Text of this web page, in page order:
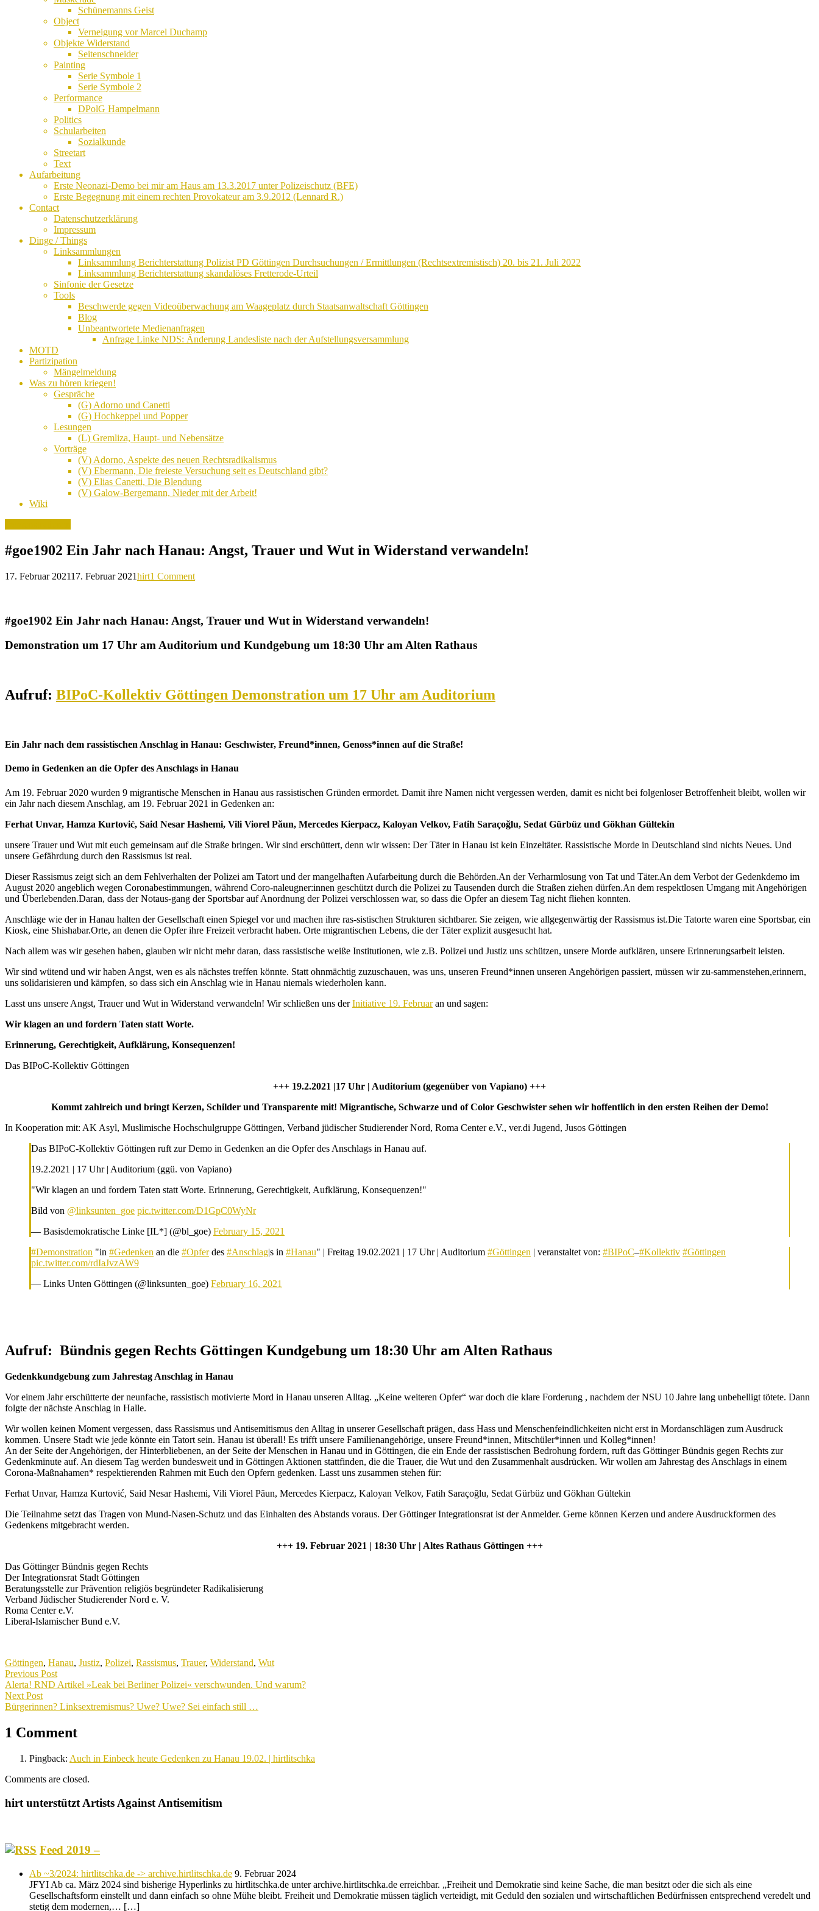
Schünemanns Geist
Object
Verneigung vor Marcel Duchamp
Objekte Widerstand
Seitenschneider
Painting
Serie Symbole 1
Serie Symbole 2
Performance
DPolG Hampelmann
Politics
Schularbeiten
Sozialkunde
Streetart
Text
Aufarbeitung
Erste Neonazi-Demo bei mir am Haus am 13.3.2017 unter Polizeischutz (BFE)
Erste Begegnung mit einem rechten Provokateur am 3.9.2012 (Lennard R.)
Contact
Datenschutzerklärung
Impressum
Dinge / Things
Linksammlungen
Linksammlung Berichterstattung Polizist PD Göttingen Durchsuchungen / Ermittlungen (Rechtsextremistisch) 20. bis 21. Juli 2022
Linksammlung Berichterstattung skandalöses Fretterode-Urteil
Sinfonie der Gesetze
Tools
Beschwerde gegen Videoüberwachung am Waageplatz durch Staatsanwaltschaft Göttingen
Blog
Unbeantwortete Medienanfragen
Anfrage Linke NDS: Änderung Landesliste nach der Aufstellungsversammlung
MOTD
Partizipation
Mängelmeldung
Was zu hören kriegen!
Gespräche
(G) Adorno und Canetti
(G) Hochkeppel und Popper
Lesungen
(L) Gremliza, Haupt- und Nebensätze
Vorträge
(V) Adorno, Aspekte des neuen Rechtsradikalismus
(V) Ebermann, Die freieste Versuchung seit es Deutschland gibt?
(V) Elias Canetti, Die Blendung
(V) Galow-Bergemann, Nieder mit der Arbeit!
Wiki
#goe1902 Ein Jahr nach Hanau: Angst, Trauer und Wut in Widerstand verwandeln!
17. Februar 202117. Februar 2021hirt1 Comment
#goe1902 Ein Jahr nach Hanau: Angst, Trauer und Wut in Widerstand verwandeln!
Demonstration um 17 Uhr am Auditorium und Kundgebung um 18:30 Uhr am Alten Rathaus
Aufruf: BIPoC-Kollektiv Göttingen Demonstration um 17 Uhr am Auditorium
Ein Jahr nach dem rassistischen Anschlag in Hanau: Geschwister, Freund*innen, Genoss*innen auf die Straße!
Demo in Gedenken an die Opfer des Anschlags in Hanau
Am 19. Februar 2020 wurden 9 migrantische Menschen in Hanau aus rassistischen Gründen ermordet. Damit ihre Namen nicht vergessen werden, damit es nicht bei folgenloser Betroffenheit bleibt, wollen wir
ein Jahr nach diesem Anschlag, am 19. Februar 2021 in Gedenken an:
Ferhat Unvar, Hamza Kurtović, Said Nesar Hashemi, Vili Viorel Păun, Mercedes Kierpacz, Kaloyan Velkov, Fatih Saraçoğlu, Sedat Gürbüz und Gökhan Gültekin
unsere Trauer und Wut mit euch gemeinsam auf die Straße bringen. Wir sind erschüttert, denn wir wissen: Der Täter in Hanau ist kein Einzeltäter. Rassistische Morde in Deutschland sind nichts Neues. Und
unsere Gefährdung durch den Rassismus ist real.
Dieser Rassismus zeigt sich an dem Fehlverhalten der Polizei am Tatort und der mangelhaften Aufarbeitung durch die Behörden.An der Verharmlosung von Tat und Täter.An dem Verbot der Gedenkdemo im
August 2020 angeblich wegen Coronabestimmungen, während Coro-naleugner:innen geschützt durch die Polizei zu Tausenden durch die Straßen ziehen dürfen.An dem respektlosen Umgang mit Angehörigen
und Überlebenden.Daran, dass der Notaus-gang der Sportsbar auf Anordnung der Polizei verschlossen war, so dass die Opfer an diesem Tag nicht fliehen konnten.
Anschläge wie der in Hanau halten der Gesellschaft einen Spiegel vor und machen ihre ras-sistischen Strukturen sichtbarer. Sie zeigen, wie allgegenwärtig der Rassismus ist.Die Tatorte waren eine Sportsbar, ein
Kiosk, eine Shishabar.Orte, an denen die Opfer ihre Freizeit verbracht haben. Orte migrantischen Lebens, die der Täter explizit ausgesucht hat.
Nach allem was wir gesehen haben, glauben wir nicht mehr daran, dass rassistische weiße Institutionen, wie z.B. Polizei und Justiz uns schützen, unsere Morde aufklären, unsere Erinnerungsarbeit leisten.
Wir sind wütend und wir haben Angst, wen es als nächstes treffen könnte. Statt ohnmächtig zuzuschauen, was uns, unseren Freund*innen unseren Angehörigen passiert, müssen wir zu-sammenstehen,erinnern,
uns solidarisieren und kämpfen, so dass sich ein Anschlag wie in Hanau niemals wiederholen kann.
Lasst uns unsere Angst, Trauer und Wut in Widerstand verwandeln! Wir schließen uns derInitiative 19. Februaran und sagen:
Wir klagen an und fordern Taten statt Worte.
Erinnerung, Gerechtigkeit, Aufklärung, Konsequenzen!
Das BIPoC-Kollektiv Göttingen
+++ 19.2.2021 |17 Uhr | Auditorium (gegenüber von Vapiano) +++
Kommt zahlreich und bringt Kerzen, Schilder und Transparente mit! Migrantische, Schwarze und of Color Geschwister sehen wir hoffentlich in den ersten Reihen der Demo!
In Kooperation mit: AK Asyl, Muslimische Hochschulgruppe Göttingen, Verband jüdischer Studierender Nord, Roma Center e.V., ver.di Jugend, Jusos Göttingen
Das BIPoC-Kollektiv Göttingen ruft zur Demo in Gedenken an die Opfer des Anschlags in Hanau auf.
19.2.2021 | 17 Uhr | Auditorium (ggü. von Vapiano)
"Wir klagen an und fordern Taten statt Worte. Erinnerung, Gerechtigkeit, Aufklärung, Konsequenzen!"
Bild von @linksunten_goe pic.twitter.com/D1GpC0WyNr
— Basisdemokratische Linke [IL*] (@bl_goe) February 15, 2021
#Demonstration "in #Gedenken an die #Opferdes #Anschlag|s in #Hanau" | Freitag 19.02.2021 | 17 Uhr | Auditorium #Göttingen | veranstaltet von: #BIPoC–#Kollektiv #Göttingen
pic.twitter.com/rdIaJvzAW9
— Links Unten Göttingen (@linksunten_goe) February 16, 2021
Aufruf: Bündnis gegen Rechts Göttingen Kundgebung um 18:30 Uhr am Alten Rathaus
Gedenkkundgebung zum Jahrestag Anschlag in Hanau
Vor einem Jahr erschütterte der neunfache, rassistisch motivierte Mord in Hanau unseren Alltag. „Keine weiteren Opfer“ war doch die klare Forderung , nachdem der NSU 10 Jahre lang unbehelligt tötete. Dann
folgte der nächste Anschlag in Halle.
Wir wollen keinen Moment vergessen, dass Rassismus und Antisemitismus den Alltag in unserer Gesellschaft prägen, dass Hass und Menschenfeindlichkeiten nicht erst in Mordanschlägen zum Ausdruck
kommen. Unsere Stadt wie jede könnte ein Tatort sein. Hanau ist überall! Es trifft unsere Familienangehörige, unsere Freund*innen, Mitschüler*innen und Kolleg*innen!
An der Seite der Angehörigen, der Hinterbliebenen, an der Seite der Menschen in Hanau und in Göttingen, die ein Ende der rassistischen Bedrohung fordern, ruft das Göttinger Bündnis gegen Rechts zur
Gedenkminute auf. An diesem Tag werden bundesweit und in Göttingen Aktionen stattfinden, die die Trauer, die Wut und den Zusammenhalt ausdrücken. Wir wollen am Jahrestag des Anschlags in einem
Corona-Maßnahamen* respektierenden Rahmen mit Euch den Opfern gedenken. Lasst uns zusammen stehen für:
Ferhat Unvar, Hamza Kurtović, Said Nesar Hashemi, Vili Viorel Păun, Mercedes Kierpacz, Kaloyan Velkov, Fatih Saraçoğlu, Sedat Gürbüz und Gökhan Gültekin
Die Teilnahme setzt das Tragen von Mund-Nasen-Schutz und das Einhalten des Abstands voraus. Der Göttinger Integrationsrat ist der Anmelder. Gerne können Kerzen und andere Ausdruckformen des
Gedenkens mitgebracht werden.
+++ 19. Februar 2021 | 18:30 Uhr | Altes Rathaus Göttingen +++
Das Göttinger Bündnis gegen Rechts
Der Integrationsrat Stadt Göttingen
Beratungsstelle zur Prävention religiös begründeter Radikalisierung
Verband Jüdischer Studierender Nord e. V.
Roma Center e.V.
Liberal-Islamischer Bund e.V.
Göttingen, Hanau, Justiz, Polizei, Rassismus, Trauer, Widerstand, Wut
Beitragsnavigation
Previous Post
Previous
post:
Alerta! RND Artikel »Leak bei Berliner Polizei« verschwunden. Und warum?
Next Post
Next
Bürgerinnen? Linksextremismus? Uwe? Uwe? Sei einfach still …
1 Comment
Pingback: Auch in Einbeck heute Gedenken zu Hanau 19.02. | hirtlitschka
Comments are closed.
hirt unterstützt Artists Against Antisemitism
Feed 2019 –
Ab ~3/2024: hirtlitschka.de -> archive.hirtlitschka.de 9. Februar 2024
JFYI Ab ca. März 2024 sind bisherige Hyperlinks zu hirtlitschka.de unter archive.hirtlitschka.de erreichbar. „Freiheit und Demokratie sind keine Sache, die man besitzt oder die sich als eine
Gesellschaftsform einstellt und dann einfach so ohne Mühe bleibt. Freiheit und Demokratie müssen täglich verteidigt, mit Geduld den sozialen und wirtschaftlichen Bedürfnissen entsprechend veredelt und
stetig dem modernen,… […]